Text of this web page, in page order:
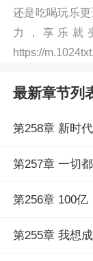
还是吃喝玩乐
力，享乐就
https://
最新章节列
第258章 新时代
第257章 一切
第256章 100亿
第255章 我想